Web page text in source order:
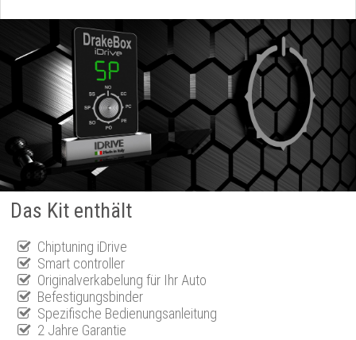
Das Kit enthält
Chiptuning iDrive
Smart controller
Originalverkabelung für Ihr Auto
Befestigungsbinder
Spezifische Bedienungsanleitung
2 Jahre Garantie